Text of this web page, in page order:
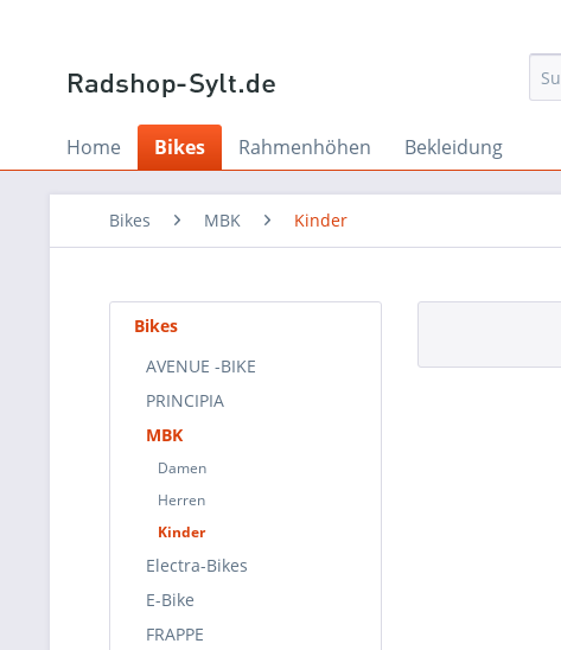
Home Bikes Rahmenhöhen Bekleidung
Bikes MBK Kinder
Bikes
AVENUE -BIKE
PRINCIPIA
MBK
Damen
Herren
Kinder
Electra-Bikes
E-Bike
FRAPPE